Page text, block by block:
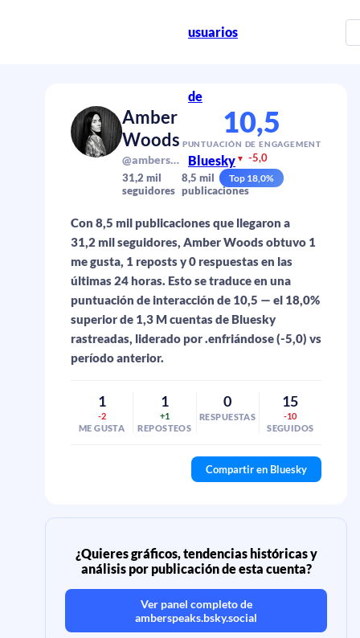
usuarios
de
Bluesky
Amber
Woods
@amberspeaks.bsky.social
31,2 mil
seguidores
8,5 mil
publicaciones
10,5
PUNTUACIÓN DE ENGAGEMENT
▼ -5,0
Top 18,0%
Con 8,5 mil publicaciones que llegaron a
31,2 mil seguidores, Amber Woods obtuvo 1
me gusta, 1 reposts y 0 respuestas en las
últimas 24 horas. Esto se traduce en una
puntuación de interacción de 10,5 — el 18,0%
superior de 1,3 M cuentas de Bluesky
rastreadas, liderado por .enfriándose (-5,0) vs
período anterior.
1
-2
ME GUSTA
1
+1
REPOSTEOS
0
RESPUESTAS
15
-10
SEGUIDOS
Compartir en Bluesky
¿Quieres gráficos, tendencias históricas y
análisis por publicación de esta cuenta?
Ver panel completo de
amberspeaks.bsky.social